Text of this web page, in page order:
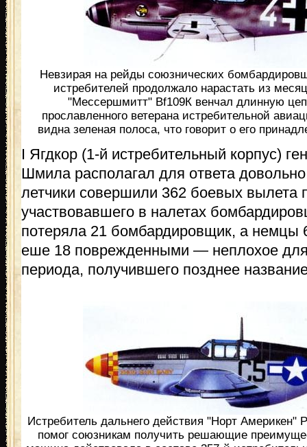
Невзирая на рейды союзнических
истребителей продолжало нарастать из
"Мессершмитт" Bf109К венчал длинную
прославленного ветерана истребительной
видна зеленая полоса, что говорит о его
I Ягдкор (1-й истребительный корпус)
Шмила располагал для ответа
летчики совершили 362 боевых вылета
участвовавшего в налетах
потеряла 21 бомбардировщик, а немцы
еше 18 поврежденными — неплохое
периода, получившего позднее
Истребитель дальнего действия "Норт Америкен"
помог союзникам получить решающие